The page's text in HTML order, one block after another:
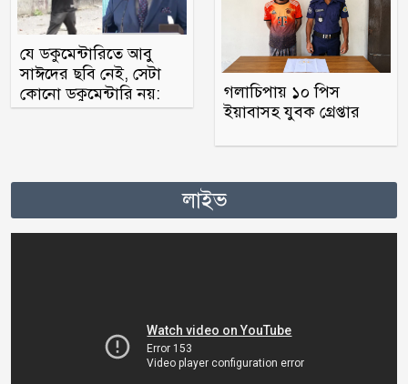
যে ডকুমেন্টারিতে আবু
সাঈদের ছবি নেই, সেটা
কোনো ডকুমেন্টারি নয়:
ভারপ্রাপ্ত রাষ্ট্রপতি
গলাচিপায় ১০ পিস
ইয়াবাসহ যুবক গ্রেপ্তার
লাইভ